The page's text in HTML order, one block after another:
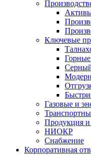
Ключевые
Газовые и
Продукция и
НИОКР
Снабжение
Корпоративная